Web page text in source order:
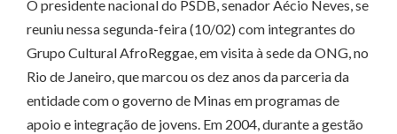
O presidente nacional do PSDB, senador Aécio Neves, se
reuniu nessa segunda-feira (10/02) com integrantes do
Grupo Cultural AfroReggae, em visita à sede da ONG, no
Rio de Janeiro, que marcou os dez anos da parceria da
entidade com o governo de Minas em programas de
apoio e integração de jovens. Em 2004, durante a gestão